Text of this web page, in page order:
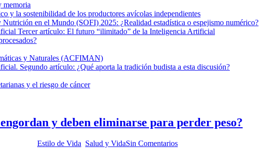
memoria
y la sostenibilidad de los productores avícolas independientes
en el Mundo (SOFI) 2025: ¿Realidad estadística o espejismo numérico?
Tercer artículo: El futuro “ilimitado” de la Inteligencia Artificial
y Naturales (ACFIMAN)
Segundo artículo: ¿Qué aporta la tradición budista a esta discusión?
y el riesgo de cáncer
y deben eliminarse para perder peso?
Estilo de Vida Salud y VidaSin Comentarios